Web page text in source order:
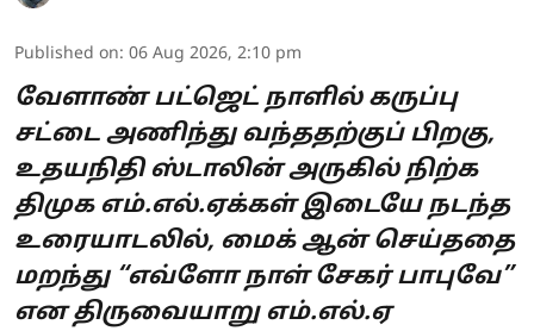
Published on: 06 Aug 2026, 2:10 pm
வேளாண் பட்ஜெட் நாளில் கருப்பு
சட்டை அணிந்து வந்ததற்குப் பிறகு,
உதயநிதி ஸ்டாலின் அருகில் நிற்க
திமுக எம்.எல்.ஏக்கள் இடையே நடந்த
உரையாடலில், மைக் ஆன் செய்ததை
மறந்து “எவ்ளோ நாள் சேகர் பாபுவே”
என திருவையாறு எம்.எல்.ஏ